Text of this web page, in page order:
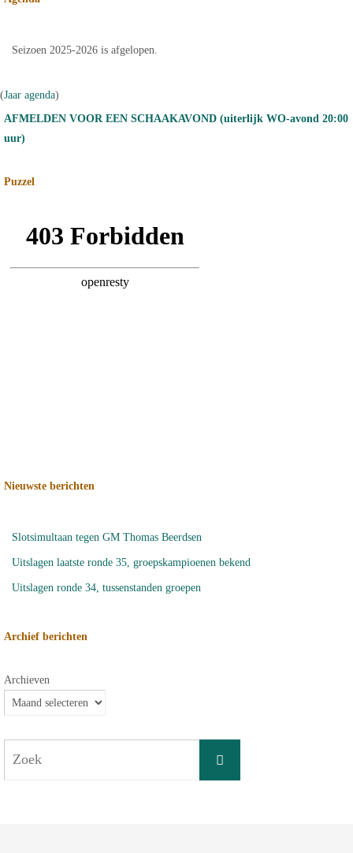
Seizoen 2025-2026 is afgelopen.
(Jaar agenda)
AFMELDEN VOOR EEN SCHAAKAVOND (uiterlijk WO-avond 20:00
uur)
Puzzel
Nieuwste berichten
Slotsimultaan tegen GM Thomas Beerdsen
Uitslagen laatste ronde 35, groepskampioenen bekend
Uitslagen ronde 34, tussenstanden groepen
Archief berichten
Archieven
Zoek